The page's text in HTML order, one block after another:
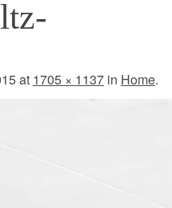
at 1705 × 1137 in Home.